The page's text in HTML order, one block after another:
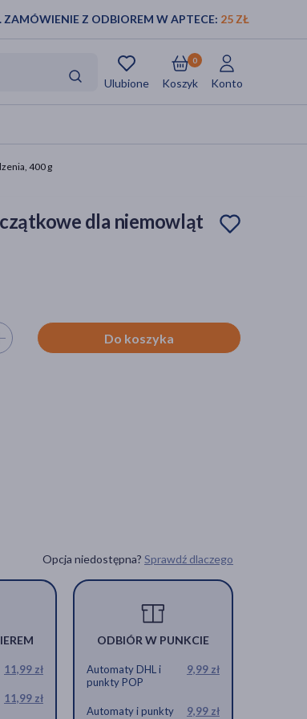
ZAMÓWIENIE Z ODBIOREM W APTECE: 25 ZŁ
Ulubione Koszyk
0
Konto
400 g
dla niemowląt
Do koszyka
Opcja niedostępna? Sprawdź dlaczego
11,99 zł
11,99 zł
ODBIÓR W PUNKCIE
Automaty DHL i
punkty POP
9,99 zł
Automaty i punkty
9,99 zł